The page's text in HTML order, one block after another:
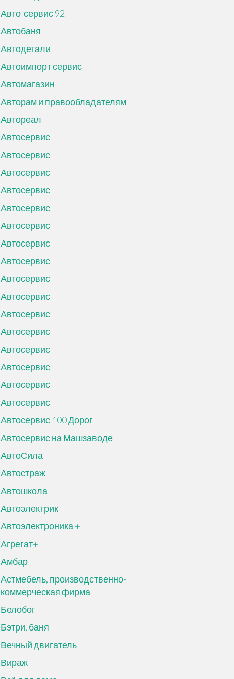
Авто-сервис 92
Автобаня
Автодетали
Автоимпорт сервис
Автомагазин
Авторам и правообладателям
Автореал
Автосервис
Автосервис
Автосервис
Автосервис
Автосервис
Автосервис
Автосервис
Автосервис
Автосервис
Автосервис
Автосервис
Автосервис
Автосервис
Автосервис
Автосервис
Автосервис
Автосервис 100 Дорог
Автосервис на Машзаводе
АвтоСила
Автостраж
Автошкола
Автоэлектрик
Автоэлектроника +
Агрегат+
Амбар
Астмебель, производственно-
коммерческая фирма
Белобог
Бэтри, баня
Вечный двигатель
Вираж